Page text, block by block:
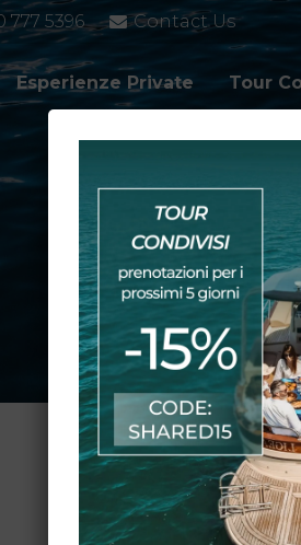
777 5396 Contact Us
Esperienze Private Tour